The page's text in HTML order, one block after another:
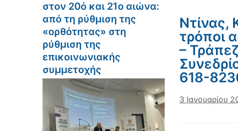
στον 20ό και 21ο αιώνα:
από τη ρύθμιση της
«ορθότητας» στη
ρύθμιση της
επικοινωνιακής
συμμετοχής
Ντίνας,
τρόποι
–
618-
3 Ιανουαρίου